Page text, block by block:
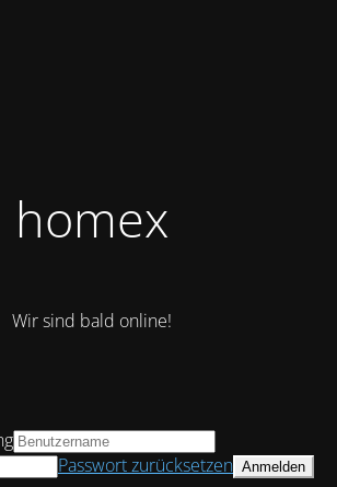
homex
Wir sind bald online!
Passwort zurücksetzen